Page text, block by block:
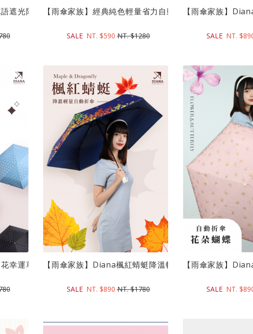
遮光降溫自動折傘(21吋)｜9...
【雨傘家族】經典純色輕量省力自動傘(21吋)｜超潑水傘
SALE NT. $590NT. $1280
【雨傘家族】
SALE NT.
幸運草全遮光自動傘(21吋)｜...
【雨傘家族】Diana楓紅蜻蜓降溫輕量自動折傘(21吋)｜
SALE NT. $890NT. $1780
【雨傘家族】
SALE NT.